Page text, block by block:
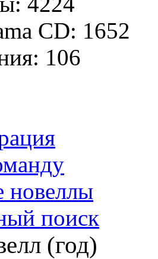
CD: 1652
106
новеллы
поиск
(год)